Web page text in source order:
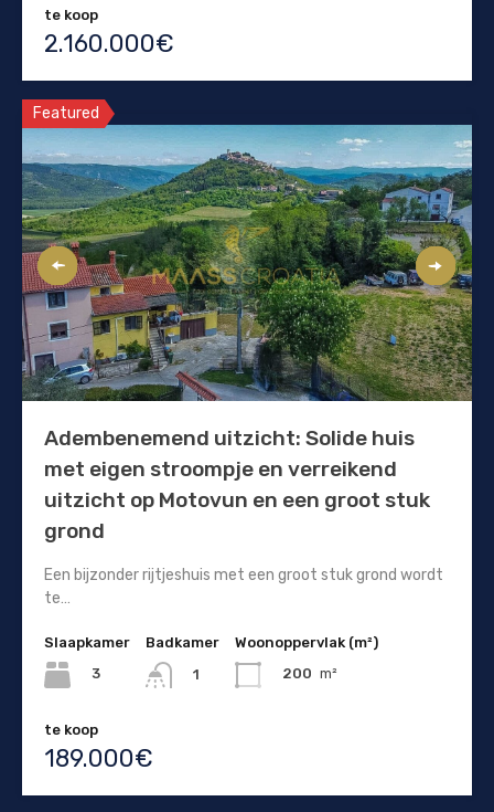
te koop
2.160.000€
Featured
Adembenemend uitzicht: Solide huis
met eigen stroompje en verreikend
uitzicht op Motovun en een groot stuk
grond
Een bijzonder rijtjeshuis met een groot stuk grond wordt
te…
Slaapkamer
3
Badkamer
1
Woonoppervlak (m²)
200 m²
te koop
189.000€